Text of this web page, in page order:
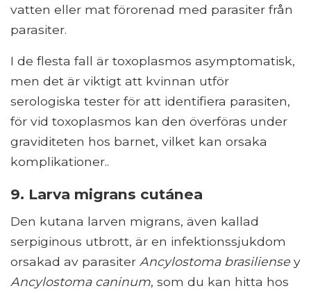
vatten eller mat förorenad med parasiter från
parasiter.
I de flesta fall är toxoplasmos asymptomatisk,
men det är viktigt att kvinnan utför
serologiska tester för att identifiera parasiten,
för vid toxoplasmos kan den överföras under
graviditeten hos barnet, vilket kan orsaka
komplikationer..
9. Larva migrans cutánea
Den kutana larven migrans, även kallad
serpiginous utbrott, är en infektionssjukdom
orsakad av parasiter Ancylostoma brasiliense y
Ancylostoma caninum, som du kan hitta hos